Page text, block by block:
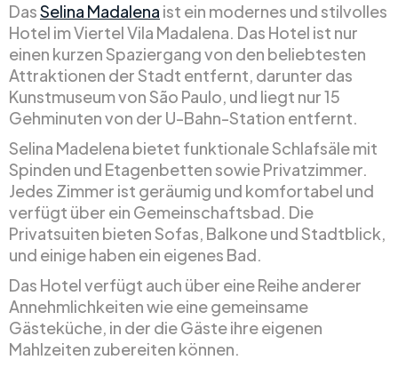
DasSelina Madalena ist ein modernes und stilvolles
Hotel im Viertel Vila Madalena. Das Hotel ist nur
einen kurzen Spaziergang von den beliebtesten
Attraktionen der Stadt entfernt, darunter das
Kunstmuseum von São Paulo, und liegt nur 15
Gehminuten von der U-Bahn-Station entfernt.
Selina Madelena bietet funktionale Schlafsäle mit
Spinden und Etagenbetten sowie Privatzimmer.
Jedes Zimmer ist geräumig und komfortabel und
verfügt über ein Gemeinschaftsbad. Die
Privatsuiten bieten Sofas, Balkone und Stadtblick,
und einige haben ein eigenes Bad.
Das Hotel verfügt auch über eine Reihe anderer
Annehmlichkeiten wie eine gemeinsame
Gästeküche, in der die Gäste ihre eigenen
Mahlzeiten zubereiten können.